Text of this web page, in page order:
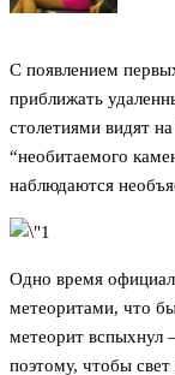
С появлением
приближать
столетиями видят
“необитаемого
наблюдаются
Одно время
метеоритами, что
метеорит вспыхнул
поэтому, чтобы